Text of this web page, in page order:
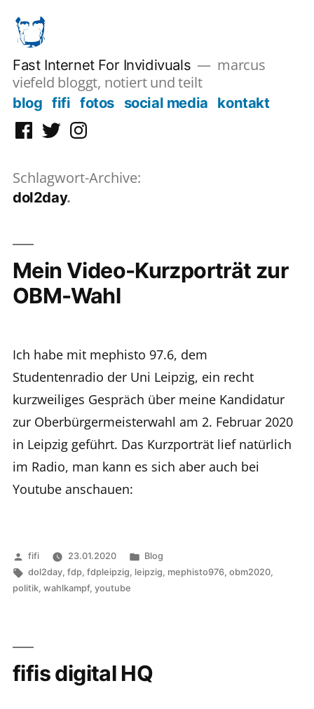
Inhalt
springen
Fast Internet For Invidivuals
marcus
viefeld bloggt, notiert und teilt
blog fifi fotos social media kontakt
FacebookTwitterInstagram
Schlagwort-Archive:
dol2day
Mein Video-Kurzporträt zur
OBM-Wahl
Ich habe mit mephisto 97.6, dem
Studentenradio der Uni Leipzig, ein recht
kurzweiliges Gespräch über meine Kandidatur
zur Oberbürgermeisterwahl am 2. Februar 2020
in Leipzig geführt. Das Kurzporträt lief natürlich
im Radio, man kann es sich aber auch bei
Youtube anschauen:
Veröffentlicht
von
fifi 23.01.2020
Veröffentlicht
in
Blog
Schlagwörter:
dol2day,fdp,fdpleipzig, leipzig, mephisto976,obm2020,
politik, wahlkampf, youtube
fifis digital HQ